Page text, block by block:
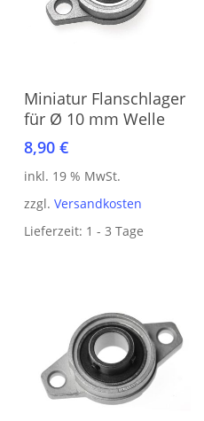
In den Warenkorb
Miniatur Flanschlager
für Ø 10 mm Welle
8,90 €
inkl. 19 % MwSt.
zzgl. Versandkosten
Lieferzeit: 1 - 3 Tage